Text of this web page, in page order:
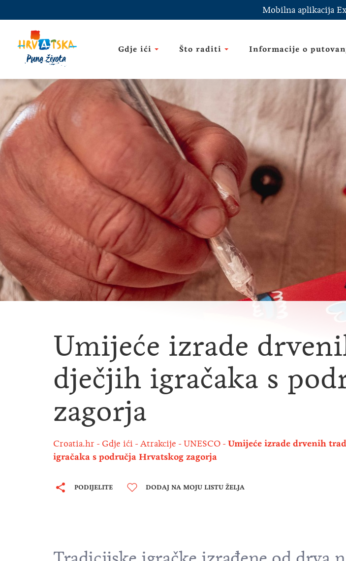
Mobilna aplikacija
Gdje ići Što raditi Informacije o
Umijeće izrade
dječjih igračaka s
zagorja
Croatia.hr Gdje ići Atrakcije UNESCO
Umijeće izrade drvenih
igračaka s područja Hrvatskog zagorja
PODIJELITE DODAJ NA MOJU LISTU ŽELJA